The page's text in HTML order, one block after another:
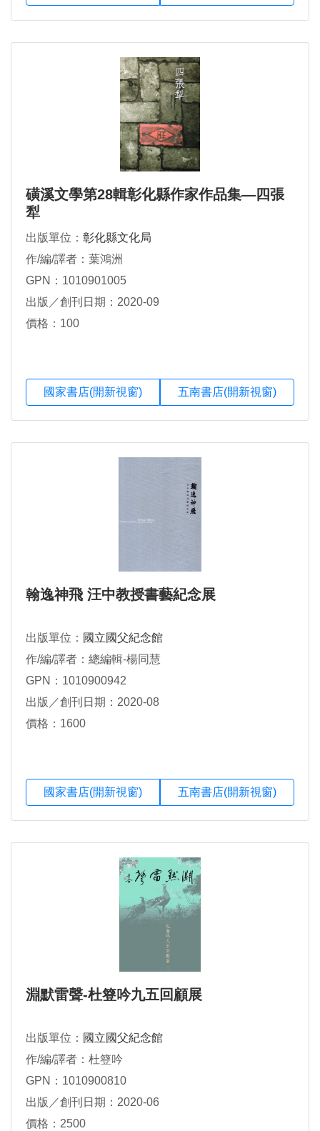
磺溪文學第28輯彰化縣作家作品集—四張
犁
出版單位： 彰化縣文化局
作/編/譯者：葉鴻洲
GPN：1010901005
出版／創刊日期：2020-09
價格：100
國家書店(開新視窗) 五南書店(開新視窗)
翰逸神飛 汪中教授書藝紀念展
出版單位： 國立國父紀念館
作/編/譯者：總編輯-楊同慧
GPN：1010900942
出版／創刊日期：2020-08
價格：1600
國家書店(開新視窗) 五南書店(開新視窗)
淵默雷聲-杜簦吟九五回顧展
出版單位： 國立國父紀念館
作/編/譯者：杜簦吟
GPN：1010900810
出版／創刊日期：2020-06
價格：2500